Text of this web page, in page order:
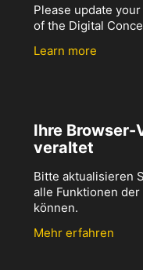
Please update
of the Digital
Learn more
Ihre Browser-
veraltet
Bitte aktualisieren
alle Funktionen
können.
Mehr erfahren